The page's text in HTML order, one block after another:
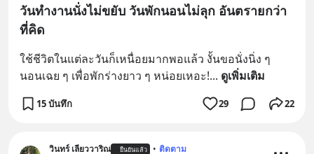
วันทำงานนั่งไม่ขยับ วันพักนอนไม่ลุก อันตรายกว่า
ที่คิด
ใช้ชีวิตในแต่ละวันก็เหนื่อยมากพอแล้ว งั้นขอนั่งนิ่ง ๆ
นอนเฉย ๆ เพื่อพักร่างยาว ๆ หน่อยเหอะ!... ดูเพิ่มเติม
15 บันทึก 29 22
วินทร์ เลียววาริณ ยืนยันแล้ว • ติดตาม